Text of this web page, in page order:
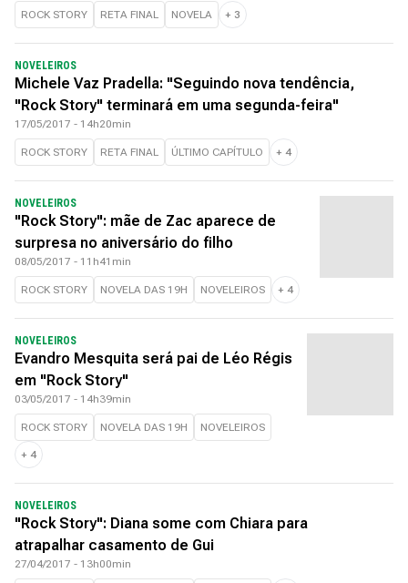
ROCK STORY RETA FINAL NOVELA + 3
NOVELEIROS
Michele Vaz Pradella: "Seguindo nova tendência,
"Rock Story" terminará em uma segunda-feira"
17/05/2017 - 14h20min
ROCK STORY RETA FINAL ÚLTIMO CAPÍTULO + 4
NOVELEIROS
"Rock Story": mãe de Zac aparece de
surpresa no aniversário do filho
08/05/2017 - 11h41min
ROCK STORY NOVELA DAS 19H NOVELEIROS + 4
NOVELEIROS
Evandro Mesquita será pai de Léo Régis
em "Rock Story"
03/05/2017 - 14h39min
ROCK STORY NOVELA DAS 19H NOVELEIROS
+ 4
NOVELEIROS
"Rock Story": Diana some com Chiara para
atrapalhar casamento de Gui
27/04/2017 - 13h00min